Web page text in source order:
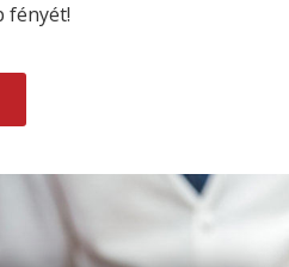
fényét!